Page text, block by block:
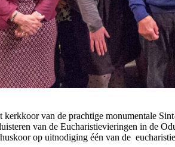
van de prachtige monumentale
van de Eucharistievieringen in de
op uitnodiging één van de